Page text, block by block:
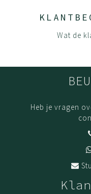
Wat de
Heb je vragen